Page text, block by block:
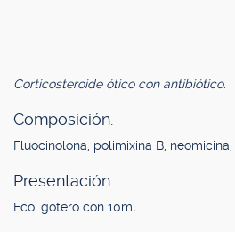
Corticosteroide ótico con antibiótico.
Composición.
Fluocinolona, polimixina B, neomicina,
Presentación.
Fco. gotero con 10ml.